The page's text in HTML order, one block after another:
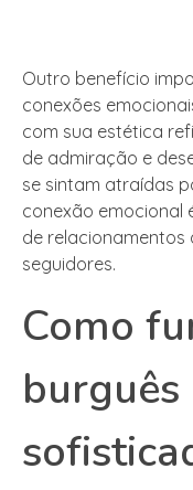
Outro benefício
conexões
com sua estética
de admiração e
se sintam atraídas
conexão emocional
de relacionamentos
seguidores.
Como